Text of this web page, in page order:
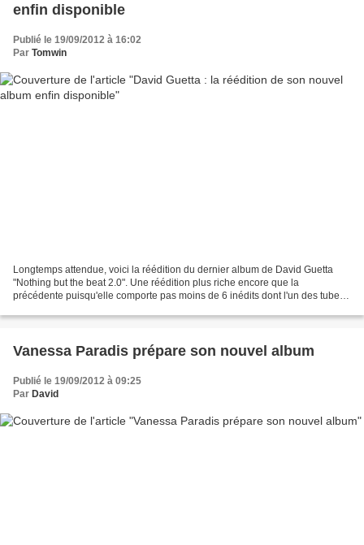
enfin disponible
Publié le 19/09/2012 à 16:02
Par Tomwin
Longtemps attendue, voici la réédition du dernier album de David Guetta
"Nothing but the beat 2.0". Une réédition plus riche encore que la
précédente puisqu'elle comporte pas moins de 6 inédits dont l'un des tubes
Vanessa Paradis prépare son nouvel album
Publié le 19/09/2012 à 09:25
Par David